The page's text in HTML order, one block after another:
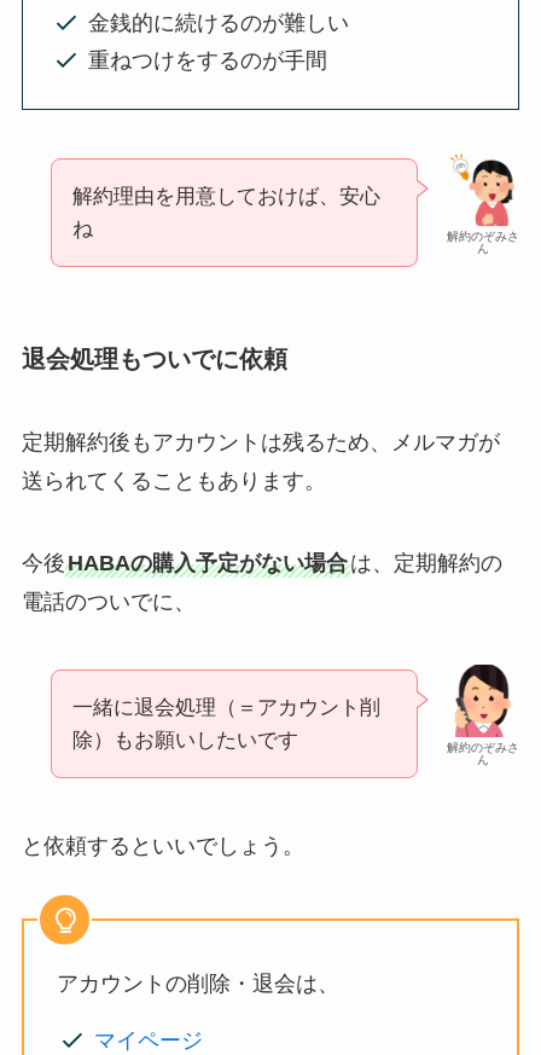
金銭的に続けるのが難しい
重ねつけをするのが手間
解約のぞみさ
ん
解約理由を用意しておけば、安心
ね
退会処理もついでに依頼
定期解約後もアカウントは残るため、メルマガが
送られてくることもあります。
今後HABAの購入予定がない場合は、定期解約の
電話のついでに、
解約のぞみさ
ん
一緒に退会処理（＝アカウント削
除）もお願いしたいです
と依頼するといいでしょう。
アカウントの削除・退会は、
マイページ